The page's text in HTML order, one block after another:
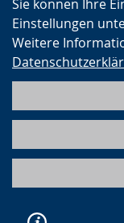
Sie können Ihre
Einstellungen
Weitere